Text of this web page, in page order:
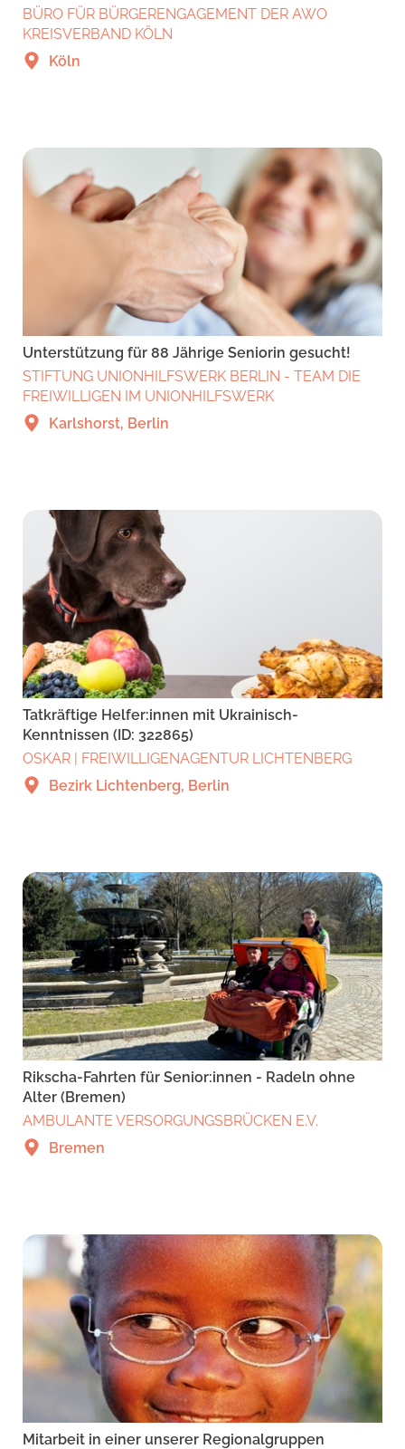
BÜRO FÜR BÜRGERENGAGEMENT DER AWO
KREISVERBAND KÖLN
Köln
Unterstützung für 88 Jährige Seniorin gesucht!
STIFTUNG UNIONHILFSWERK BERLIN - TEAM DIE
FREIWILLIGEN IM UNIONHILFSWERK
Karlshorst, Berlin
Tatkräftige Helfer:innen mit Ukrainisch-
Kenntnissen (ID: 322865)
OSKAR | FREIWILLIGENAGENTUR LICHTENBERG
Bezirk Lichtenberg, Berlin
Rikscha-Fahrten für Senior:innen - Radeln ohne
Alter (Bremen)
AMBULANTE VERSORGUNGSBRÜCKEN E.V.
Bremen
Mitarbeit in einer unserer Regionalgruppen